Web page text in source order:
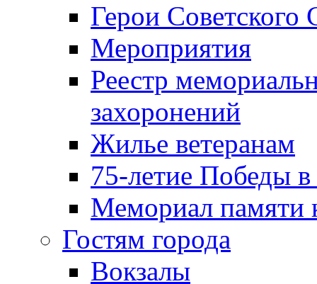
Герои Советского
Мероприятия
Реестр
захоронений
Жилье ветеранам
75-летие Победы
Мемориал памяти
Гостям города
Вокзалы